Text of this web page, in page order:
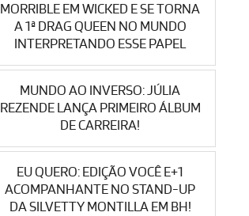
MORRIBLE EM WICKED E SE TORNA
A 1ª DRAG QUEEN NO MUNDO
INTERPRETANDO ESSE PAPEL
MUNDO AO INVERSO: JÚLIA
REZENDE LANÇA PRIMEIRO ÁLBUM
DE CARREIRA!
EU QUERO: EDIÇÃO VOCÊ E+1
ACOMPANHANTE NO STAND-UP
DA SILVETTY MONTILLA EM BH!